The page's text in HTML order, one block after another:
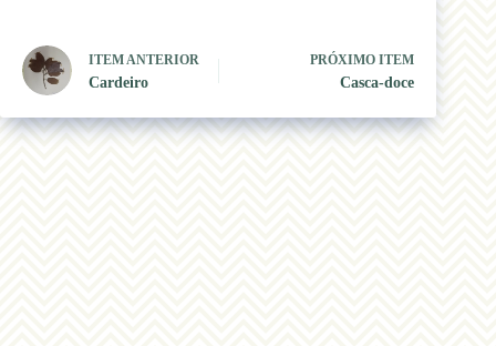
ITEM ANTERIOR
Cardeiro
PRÓXIMO ITEM
Casca-doce